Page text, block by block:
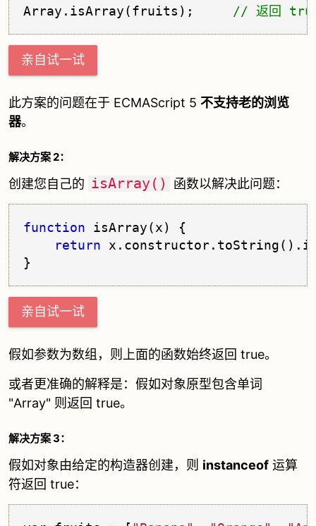
Array. isArray(fruits); // 返回
亲自试一试
此方案的问题在于 ECMAScript 5 不支持老的浏览
器。
解决方案 2：
创建您自己的 isArray() 函数以解决此问题：
function isArray(x) {
return x. constructor. toString().
亲自试一试
假如参数为数组，则上面的函数始终返回 true。
或者更准确的解释是：假如对象原型包含单词
"Array" 则返回 true。
解决方案 3：
假如对象由给定的构造器创建，则 instanceof 运算
符返回 true：